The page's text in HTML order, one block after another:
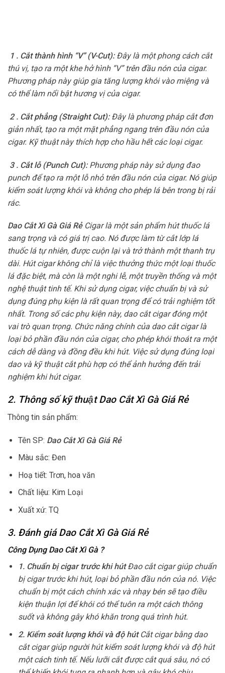
1 . Cắt thành hình “V” (V-Cut):Đây là một phong cách cắt
thú vị, tạo ra một khe hở hình “V” trên đầu nón của cigar.
Phương pháp này giúp gia tăng lượng khói vào miệng và
có thể làm nổi bật hương vị của cigar.
2 . Cắt phẳng (Straight Cut):Đây là phương pháp cắt đơn
giản nhất, tạo ra một mặt phẳng ngang trên đầu nón của
cigar. Kỹ thuật này thích hợp cho hầu hết các loại cigar.
3 . Cắt lỗ (Punch Cut):Phương pháp này sử dụng đao
punch để tạo ra một lỗ nhỏ trên đầu nón của cigar. Nó giúp
kiểm soát lượng khói và không cho phép lá bên trong bị rải
rác.
Dao Cắt Xì Gà Giá Rẻ Cigar là một sản phẩm hút thuốc lá
sang trọng và có giá trị cao. Nó được làm từ cắt lớp lá
thuốc lá tự nhiên, được cuộn lại và trở thành một thanh trụ
dài. Hút cigar không chỉ là việc thưởng thức một loại thuốc
lá đặc biệt, mà còn là một nghi lễ, một truyền thống và một
nghệ thuật tinh tế. Khi sử dụng cigar, việc chuẩn bị và sử
dụng đúng phụ kiện là rất quan trọng để có trải nghiệm tốt
nhất. Trong số các phụ kiện này, dao cắt cigar đóng một
vai trò quan trọng. Chức năng chính của dao cắt cigar là
loại bỏ phần đầu nón của cigar, cho phép khói thoát ra một
cách dễ dàng và đồng đều khi hút. Việc sử dụng đúng loại
dao và kỹ thuật cắt phù hợp có thể ảnh hưởng đến trải
nghiệm khi hút cigar.
2. Thông số kỹ thuật Dao Cắt Xì Gà Giá Rẻ
Thông tin sản phẩm:
Tên SP: Dao Cắt Xì Gà Giá Rẻ
Màu sắc: Đen
Hoạ tiết: Trơn, hoa văn
Chất liệu: Kim Loại
Xuất xứ: TQ
3. Đánh giá Dao Cắt Xì Gà Giá Rẻ
Công Dụng Dao Cắt Xì Gà?
1. Chuẩn bị cigar trước khi hútĐao cắt cigar giúp chuẩn
bị cigar trước khi hút, loại bỏ phần đầu nón của nó. Việc
chuẩn bị một cách chính xác và nhạy bén sẽ tạo điều
kiện thuận lợi để khói có thể tuôn ra một cách thông
suốt và không gây khó khăn trong quá trình hút.
2. Kiểm soát lượng khói và độ hút Cắt cigar bằng dao
cắt cigar giúp người hút kiểm soát lượng khói và độ hút
một cách tinh tế. Nếu lưỡi cắt được cắt quá sâu, nó có